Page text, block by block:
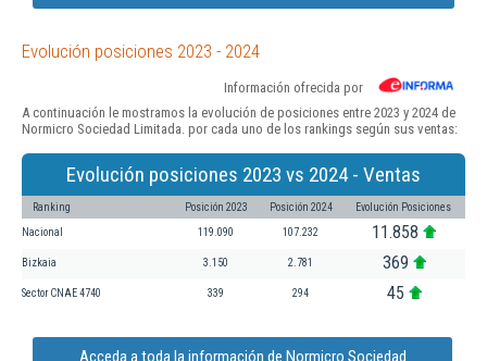
Evolución posiciones 2023 - 2024
Información ofrecida por
A continuación le mostramos la evolución de posiciones entre 2023 y 2024 de
Normicro Sociedad Limitada. por cada uno de los rankings según sus ventas:
Evolución posiciones 2023 vs 2024 - Ventas
Ranking Posición 2023 Posición 2024 Evolución Posiciones
Nacional 119.090 107.232 11.858
Bizkaia 3.150 2.781 369
Sector CNAE 4740 339 294 45
Acceda a toda la información de Normicro Sociedad